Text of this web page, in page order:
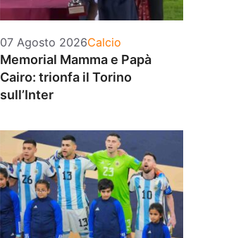
07 Agosto 2026Categorie
Calcio
Memorial Mamma e Papà
Cairo: trionfa il Torino
sull’Inter